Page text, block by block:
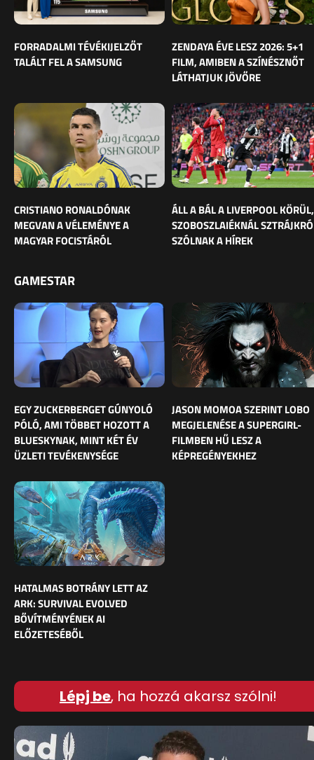
FORRADALMI TÉVÉKIJELZŐT
TALÁLT FEL A SAMSUNG
ZENDAYA ÉVE LESZ 2026: 5+1
FILM, AMIBEN A SZÍNÉSZNŐT
LÁTHATJUK JÖVŐRE
CRISTIANO RONALDÓNAK
MEGVAN A VÉLEMÉNYE A
MAGYAR FOCISTÁRÓL
ÁLL A BÁL A LIVERPOOL KÖRÜL,
SZOBOSZLAIÉKNÁL
SZÓLNAK A HÍREK
GAMESTAR
EGY ZUCKERBERGET GÚNYOLÓ
PÓLÓ, AMI TÖBBET HOZOTT A
BLUESKYNAK, MINT KÉT ÉV
ÜZLETI TEVÉKENYSÉGE
JASON MOMOA SZERINT LOBO
MEGJELENÉSE A SUPERGIRL-
FILMBEN HŰ LESZ A
KÉPREGÉNYEKHEZ
HATALMAS BOTRÁNY LETT AZ
ARK: SURVIVAL EVOLVED
BŐVÍTMÉNYÉNEK AI
ELŐZETESÉBŐL
Lépj be, ha hozzá akarsz szólni!